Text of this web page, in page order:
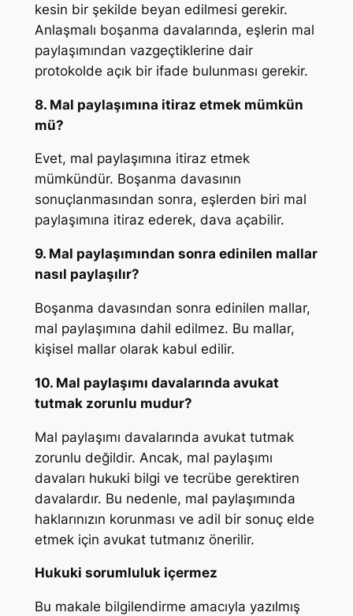
kesin bir şekilde beyan edilmesi gerekir.
Anlaşmalı boşanma davalarında, eşlerin mal
paylaşımından vazgeçtiklerine dair
protokolde açık bir ifade bulunması gerekir.
8. Mal paylaşımına itiraz etmek mümkün
mü?
Evet, mal paylaşımına itiraz etmek
mümkündür. Boşanma davasının
sonuçlanmasından sonra, eşlerden biri mal
paylaşımına itiraz ederek, dava açabilir.
9. Mal paylaşımından sonra edinilen mallar
nasıl paylaşılır?
Boşanma davasından sonra edinilen mallar,
mal paylaşımına dahil edilmez. Bu mallar,
kişisel mallar olarak kabul edilir.
10. Mal paylaşımı davalarında avukat
tutmak zorunlu mudur?
Mal paylaşımı davalarında avukat tutmak
zorunlu değildir. Ancak, mal paylaşımı
davaları hukuki bilgi ve tecrübe gerektiren
davalardır. Bu nedenle, mal paylaşımında
haklarınızın korunması ve adil bir sonuç elde
etmek için avukat tutmanız önerilir.
Hukuki sorumluluk içermez
Bu makale bilgilendirme amacıyla yazılmış